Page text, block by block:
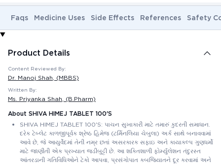
Faqs Medicine Uses Side Effects References Safety
Product Details
Content Reviewed By:
Dr. Manoj Shah , (MBBS)
Written By:
Ms. Priyanka Shah , (B.Pharm)
About SHIVA HIMEJ TABLET 100'S
SHIVA HIMEJ TABLET 100'S: પાચન સુખાકારી માટે તમારું કુદરતી સમાધાન.
દરેક ટેબ્લેટ કાળજીપૂર્વક શ્રેષ્ઠ હિમેજ (ટર્મિનલિયા ચેબુલા) અર્ક સાથે બનાવવામાં
આવે છે, જે આયુર્વેદમાં તેની નમ્ર છતાં અસરકારક સફાઇ અને કાયાકલ્પ ગુણધર્મો
માટે જાણીતી એક પ્રખ્યાત જડીબુટ્ટી છે. આ શક્તિશાળી ફોર્મ્યુલેશન તંદુરસ્ત
આંતરડાની ગતિવિધિઓને ટેકો આપવા, પ્રસંગોપાત કબજિયાતને દૂર કરવામાં અને